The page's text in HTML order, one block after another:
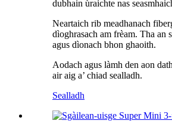
dubhain ùraichte nas
Neartaich rib meadhanach
dìoghrasach am frèam. Tha an
agus dìonach bhon ghaoith.
Aodach agus làmh den aon
air aig a’ chiad sealladh.
Sealladh